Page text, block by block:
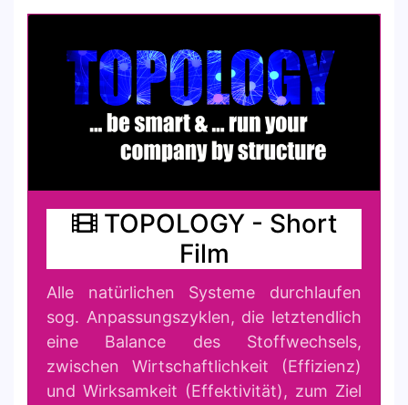
TOPOLOGY - Short
Film
Alle natürlichen Systeme durchlaufen
sog. Anpassungszyklen, die letztendlich
eine Balance des Stoffwechsels,
zwischen Wirtschaftlichkeit (Effizienz)
und Wirksamkeit (Effektivität), zum Ziel